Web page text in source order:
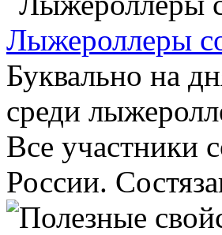
Лыжероллеры
Буквально на
среди
Все участники
России.